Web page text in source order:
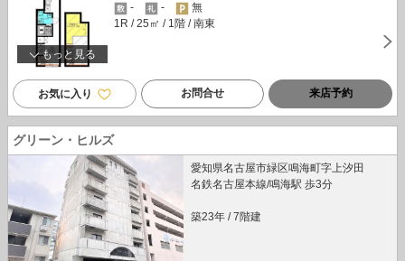
もっと見る
-
-
無
1R / 25㎡ / 1階 / 南東
お気に入り お問合せ 来店予約
グリーン・ヒルズ
愛知県名古屋市緑区鳴海町字上汐田
名鉄名古屋本線/鳴海駅 歩3分
築23年 / 7階建